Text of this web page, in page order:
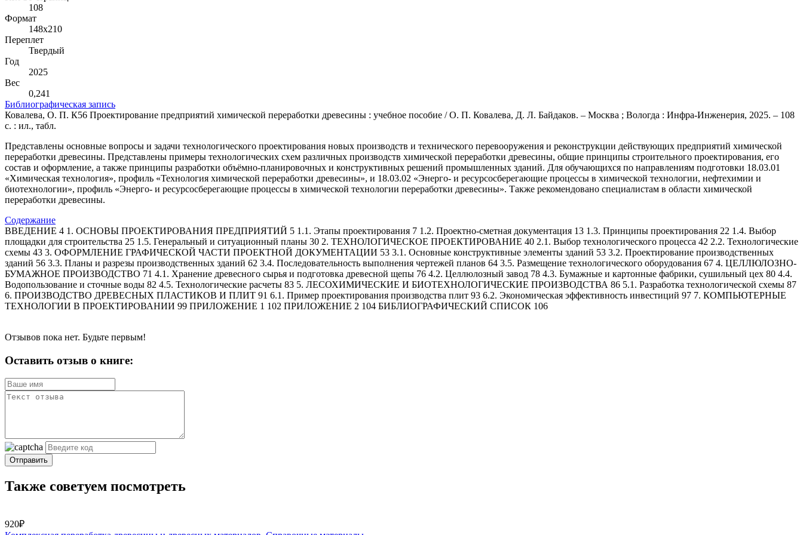
108
Формат
148х210
Переплет
Твердый
Год
2025
Вес
0,241
Библиографическая запись
Ковалева, О. П. К56 Проектирование предприятий химической переработки древесины : учебное пособие / О. П. Ковалева, Д. Л. Байдаков. – Москва ; Вологда : Инфра-Инженерия, 2025. – 108
с. : ил., табл.
Представлены основные вопросы и задачи технологического проектирования новых производств и технического перевооружения и реконструкции действующих предприятий химической
переработки древесины. Представлены примеры технологических схем различных производств химической переработки древесины, общие принципы строительного проектирования, его
состав и оформление, а также принципы разработки объёмно-планировочных и конструктивных решений промышленных зданий. Для обучающихся по направлениям подготовки 18.03.01
«Химическая технология», профиль «Технология химической переработки древесины», и 18.03.02 «Энерго- и ресурсосберегающие процессы в химической технологии, нефтехимии и
биотехнологии», профиль «Энерго- и ресурсосберегающие процессы в химической технологии переработки древесины». Также рекомендовано специалистам в области химической
переработки древесины.
Содержание
ВВЕДЕНИЕ 4 1. ОСНОВЫ ПРОЕКТИРОВАНИЯ ПРЕДПРИЯТИЙ 5 1.1. Этапы проектирования 7 1.2. Проектно-сметная документация 13 1.3. Принципы проектирования 22 1.4. Выбор
площадки для строительства 25 1.5. Генеральный и ситуационный планы 30 2. ТЕХНОЛОГИЧЕСКОЕ ПРОЕКТИРОВАНИЕ 40 2.1. Выбор технологического процесса 42 2.2. Технологические
схемы 43 3. ОФОРМЛЕНИЕ ГРАФИЧЕСКОЙ ЧАСТИ ПРОЕКТНОЙ ДОКУМЕНТАЦИИ 53 3.1. Основные конструктивные элементы зданий 53 3.2. Проектирование производственных
зданий 56 3.3. Планы и разрезы производственных зданий 62 3.4. Последовательность выполнения чертежей планов 64 3.5. Размещение технологического оборудования 67 4. ЦЕЛЛЮЛОЗНО-
БУМАЖНОЕ ПРОИЗВОДСТВО 71 4.1. Хранение древесного сырья и подготовка древесной щепы 76 4.2. Целлюлозный завод 78 4.3. Бумажные и картонные фабрики, сушильный цех 80 4.4.
Водопользование и сточные воды 82 4.5. Технологические расчеты 83 5. ЛЕСОХИМИЧЕСКИЕ И БИОТЕХНОЛОГИЧЕСКИЕ ПРОИЗВОДСТВА 86 5.1. Разработка технологической схемы 87
6. ПРОИЗВОДСТВО ДРЕВЕСНЫХ ПЛАСТИКОВ И ПЛИТ 91 6.1. Пример проектирования производства плит 93 6.2. Экономическая эффективность инвестиций 97 7. КОМПЬЮТЕРНЫЕ
ТЕХНОЛОГИИ В ПРОЕКТИРОВАНИИ 99 ПРИЛОЖЕНИЕ 1 102 ПРИЛОЖЕНИЕ 2 104 БИБЛИОГРАФИЧЕСКИЙ СПИСОК 106
Отзывов пока нет. Будьте первым!
Оставить отзыв о книге:
Отправить
Также советуем посмотреть
920₽